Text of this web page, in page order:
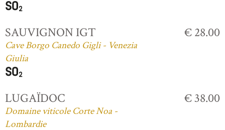
SAUVIGNON IGT
Cave Borgo Canedo Gigli - Venezia
Giulia
€ 28.00
LUGAÏDOC
Domaine viticole Corte Noa -
Lombardie
€ 38.00